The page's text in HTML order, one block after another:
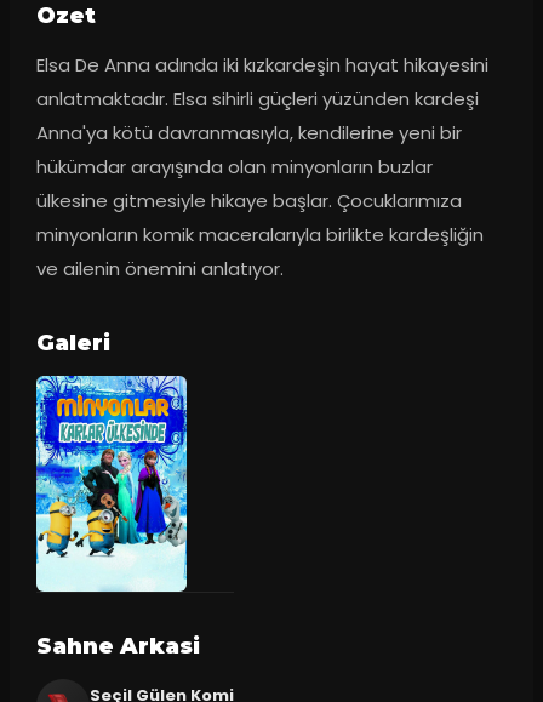
Ozet
Elsa De Anna adında iki kızkardeşin hayat hikayesini
anlatmaktadır. Elsa sihirli güçleri yüzünden kardeşi
Anna'ya kötü davranmasıyla, kendilerine yeni bir
hükümdar arayışında olan minyonların buzlar
ülkesine gitmesiyle hikaye başlar. Çocuklarımıza
minyonların komik maceralarıyla birlikte kardeşliğin
ve ailenin önemini anlatıyor.
Galeri
Sahne Arkasi
Seçil Gülen Komi